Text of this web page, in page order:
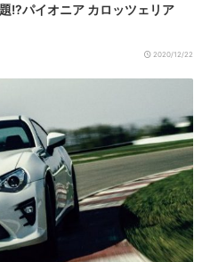
!?パイオニア カロッツェリア
2020/12/22